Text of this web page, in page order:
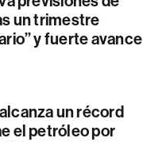
un trimestre
y fuerte avance
un récord
el petróleo por